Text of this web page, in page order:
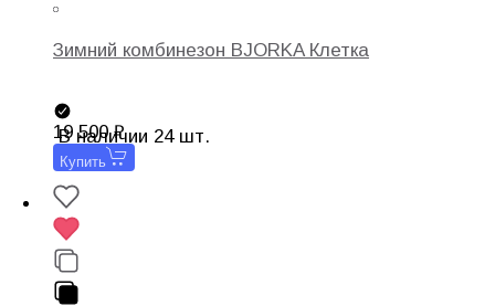
Зимний комбинезон BJORKA Клетка
В наличии 24 шт.
19 500
Купить